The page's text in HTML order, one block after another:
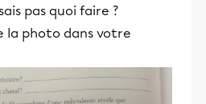
pas quoi faire ?
la photo dans votre